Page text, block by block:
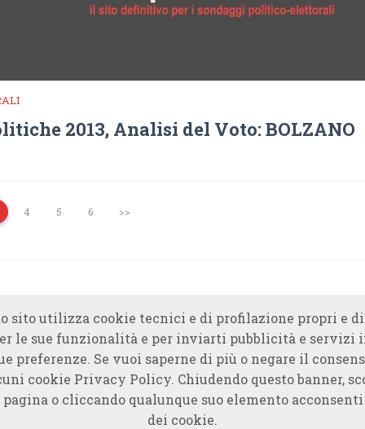
2013, Analisi del Voto: BOLZANO
4 5 6 >>
sito utilizza cookie tecnici e di profilazione propri e
le sue funzionalità e per inviarti pubblicità e servizi
preferenze. Se vuoi saperne di più o negare il
cookie Privacy Policy. Chiudendo questo banner,
pagina o cliccando qualunque suo elemento acconsenti
dei cookie.